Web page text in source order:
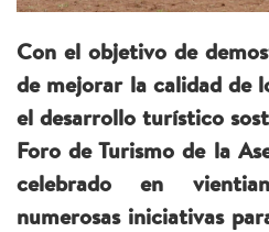
Con el objetivo de
de mejorar la calidad de
el desarrollo turístico
Foro de Turismo de la
celebrado en
numerosas iniciativas